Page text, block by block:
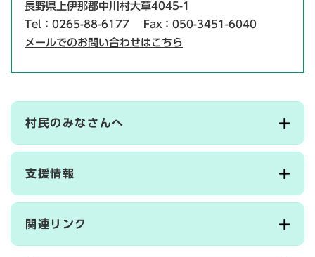
長野県上伊那郡中川村大草4045-1
Tel：0265-88-6177
Fax：050-3451-6040
メールでのお問い合わせはこちら
村民のみなさんへ
支援情報
関連リンク